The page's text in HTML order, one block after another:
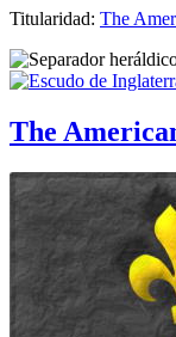
Titularidad: The
The